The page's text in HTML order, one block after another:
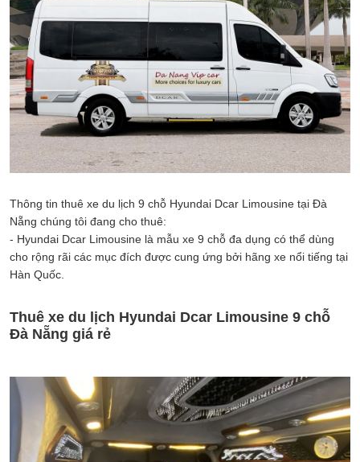
Thông tin thuê xe du lịch 9 chỗ Hyundai Dcar Limousine tại Đà
Nẵng chúng tôi đang cho thuê:
- Hyundai Dcar Limousine là mẫu xe 9 chỗ đa dụng có thể dùng
cho rộng rãi các mục đích được cung ứng bởi hãng xe nổi tiếng tại
Hàn Quốc.
Thuê xe du lịch Hyundai Dcar Limousine 9 chỗ
Đà Nẵng giá rẻ